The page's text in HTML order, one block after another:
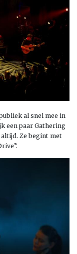
al snel mee in
een paar Gathering
Ze begint met